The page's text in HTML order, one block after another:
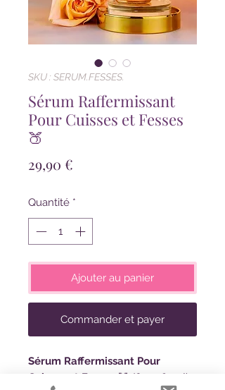
SKU : SERUM.FESSES.
Sérum Raffermissant
Pour Cuisses et Fesses
🍑
29,90 €
Quantité *
Ajouter au panier
Commander et payer
Sérum Raffermissant Pour
Cuisses et Fesses
🍑 (6oz-180ml)